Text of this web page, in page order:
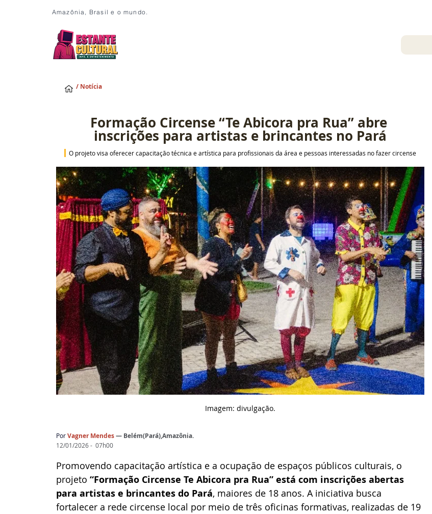
Amazônia, Brasil e o mundo.
/ Notícia
Formação Circense “Te Abicora pra Rua” abre
inscrições para artistas e brincantes no Pará
O projeto visa oferecer capacitação técnica e artística para profissionais da área e pessoas interessadas no fazer circense
Imagem: divulgação.
PorVagner Mendes— Belém(Pará),Amazônia.
12/01/2026 -  07h00
Promovendo capacitação artística e a ocupação de espaços públicos culturais, o
projeto “Formação Circense Te Abicora pra Rua” está com inscrições abertas
para artistas e brincantes do Pará, maiores de 18 anos. A iniciativa busca
fortalecer a rede circense local por meio de três oficinas formativas, realizadas de 19